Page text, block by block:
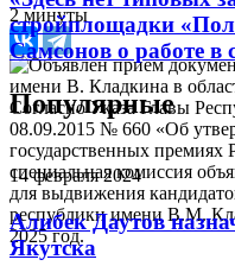
2 минуты
Согласно Указа Главы
08.09.2015 № 660 «Об
государственных премиях
специальная комиссия
для выдвижения
республики имени В.М.
2025 год.
стройплощадки
Самсонов о работе в
Популярные
14 февраля 2024
Алибек Даутов
Якутска